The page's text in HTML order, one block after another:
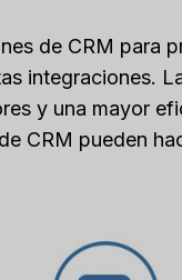
de CRM para
integraciones.
y una mayor
CRM pueden
CRM
Is It The
Your